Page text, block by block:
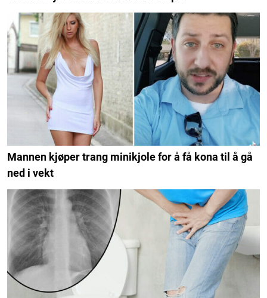
Mannen kjøper trang minikjole for å få kona til å gå
ned i vekt